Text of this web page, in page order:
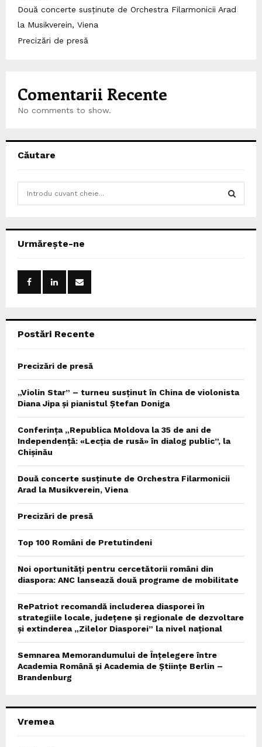
Două concerte susținute de Orchestra Filarmonicii Arad
la Musikverein, Viena
Precizări de presă
Comentarii Recente
No comments to show.
Căutare
h
Urmărește-ne
Postări Recente
Precizări de presă
„Violin Star” – turneu susținut în China de violonista
Diana Jipa și pianistul Ștefan Doniga
Conferința „Republica Moldova la 35 de ani de
Independență: «Lecția de rusă» în dialog public”, la
Chișinău
Două concerte susținute de Orchestra Filarmonicii
Arad la Musikverein, Viena
Precizări de presă
Top 100 Români de Pretutindeni
Noi oportunități pentru cercetătorii români din
diaspora: ANC lansează două programe de mobilitate
RePatriot recomandă includerea diasporei în
strategiile locale, județene și regionale de dezvoltare
și extinderea „Zilelor Diasporei” la nivel național
Semnarea Memorandumului de Înțelegere între
Academia Română și Academia de Științe Berlin –
Brandenburg
Vremea